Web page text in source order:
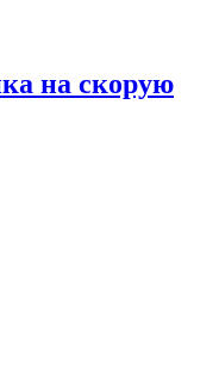
на скорую